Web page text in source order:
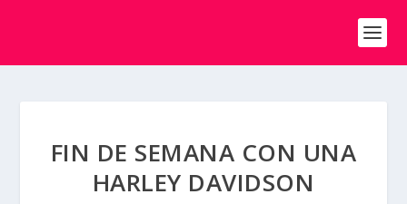
FIN DE SEMANA CON UNA
HARLEY DAVIDSON